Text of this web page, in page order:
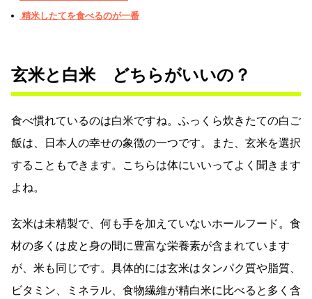
精米したてを食べるのが一番
玄米と白米 どちらがいいの？
食べ慣れているのは白米ですね。ふっくら炊きたての白ご
飯は、日本人の幸せの象徴の一つです。また、玄米を選択
することもできます。こちらは体にいいってよく聞きます
よね。
玄米は未精製で、何も手を加えていないホールフード。食
材の多くは皮と身の間に豊富な栄養素が含まれています
が、米も同じです。具体的には玄米はタンパク質や脂質、
ビタミン、ミネラル、食物繊維が精白米に比べると多く含